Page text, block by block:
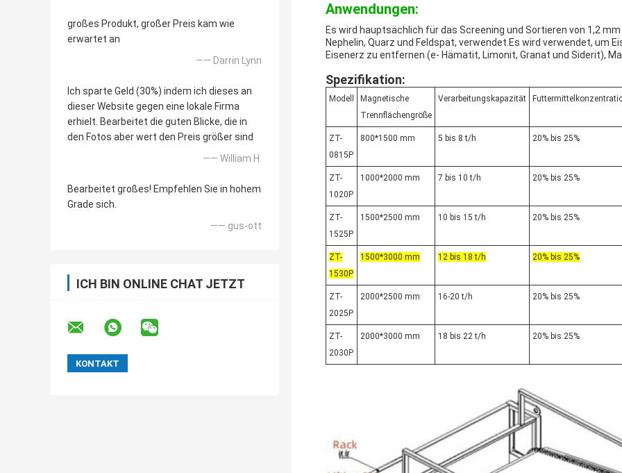
großes Produkt, großer Preis kam wie
erwartet an
—— Darrin Lynn
Ich sparte Geld (30%) indem ich dieses an
dieser Website gegen eine lokale Firma
erhielt. Bearbeitet die guten Blicke, die in
den Fotos aber wert den Preis größer sind
—— William H.
Bearbeitet großes! Empfehlen Sie in hohem
Grade sich.
—— gus-ott
ICH BIN ONLINE CHAT JETZT
Anwendungen:
Es wird hauptsächlich für das Screening und Sortieren von 1,2
Nephelin, Quarz und Feldspat, verwendet.Es wird verwendet, um
Eisenerz zu entfernen (e- Hämatit, Limonit, Granat und Siderit),
Spezifikation:
Modell
Magnetische
Trennflächengröße
Verarbeitungskapazität
ZT-
0815P
800*1500 mm 5 bis 8 t/h 20% bis 25%
ZT-
1020P
1000*2000 mm 7 bis 10 t/h 20% bis 25%
ZT-
1525P
1500*2500 mm 10 bis 15 t/h 20% bis 25%
ZT-
1530P
1500*3000 mm 12 bis 18 t/h 20% bis 25%
ZT-
2025P
2000*2500 mm 16-20 t/h 20% bis 25%
ZT-
2030P
2000*3000 mm 18 bis 22 t/h 20% bis 25%